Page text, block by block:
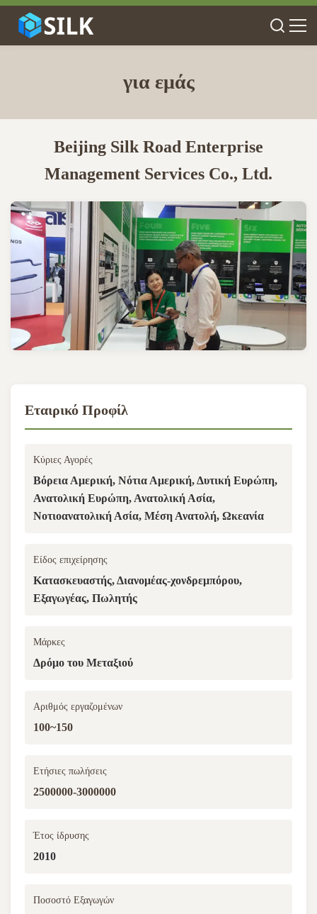
για εμάς
Beijing Silk Road Enterprise
Management Services Co., Ltd.
Εταιρικό Προφίλ
Κύριες Αγορές
Βόρεια Αμερική, Νότια Αμερική, Δυτική Ευρώπη,
Ανατολική Ευρώπη, Ανατολική Ασία,
Νοτιοανατολική Ασία, Μέση Ανατολή, Ωκεανία
Είδος επιχείρησης
Κατασκευαστής, Διανομέας-χονδρεμπόρου,
Εξαγωγέας, Πωλητής
Μάρκες
Δρόμο του Μεταξιού
Αριθμός εργαζομένων
100~150
Ετήσιες πωλήσεις
2500000-3000000
Έτος ίδρυσης
2010
Ποσοστό Εξαγωγών